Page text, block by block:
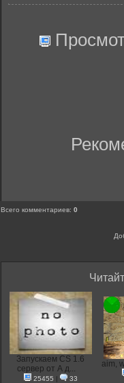
Всего комментариев:0
Запускаем CS 1.6
сервер от А д...
25455 | 33
aim,